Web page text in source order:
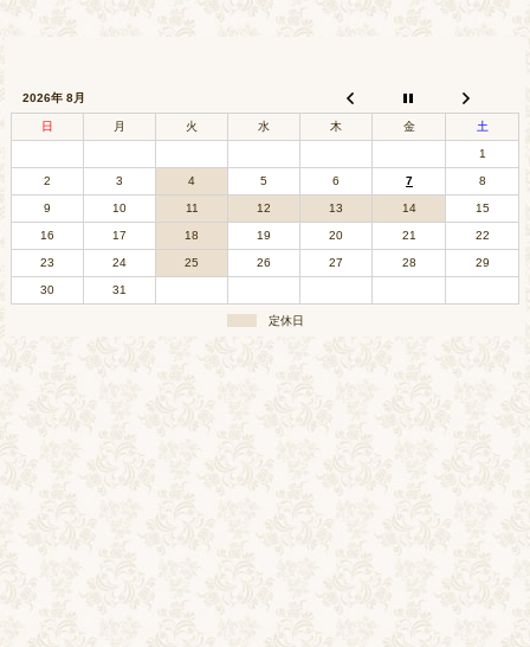
2026年 8月
日 月 火 水 木 金 土
1
2 3 4 5 6 7 8
9 10 11 12 13 14 15
16 17 18 19 20 21 22
23 24 25 26 27 28 29
30 31
定休日